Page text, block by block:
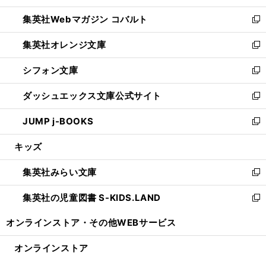
開
く
ウ
で
開
く
ン
ド
ウ
で
開
く
ウ
ィ
ン
ド
ウ
で
開
く
集英社Webマガジン コバルト
新
し
い
ウ
ィ
ン
ド
ウ
で
開
集英社オレンジ文庫
新
し
い
ウ
ィ
ン
ド
ウ
開
く
シフォン文庫
新
し
い
ウ
ィ
ン
ウ
で
開
く
ダッシュエックス文庫公式サイト
新
し
い
ウ
ン
ド
ウ
で
JUMP j-BOOKS
新
し
ウ
ィ
ン
ド
開
キッズ
集英社みらい文庫
新
し
い
ン
集英社の児童図書 S-KIDS.LAND
新
ウ
オンラインストア・ その他WEBサービス
オンラインストア